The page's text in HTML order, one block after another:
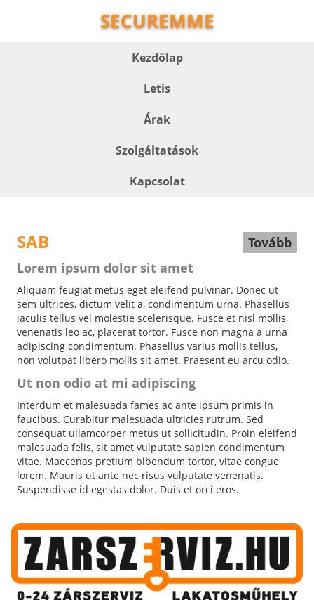
SECUREMME
Kezdőlap
Letis
Árak
Szolgáltatások
Kapcsolat
SAB
Tovább
Lorem ipsum dolor sit amet
Aliquam feugiat metus eget eleifend pulvinar. Donec ut
sem ultrices, dictum velit a, condimentum urna. Phasellus
iaculis tellus vel molestie scelerisque. Fusce et nisl mollis,
venenatis leo ac, placerat tortor. Fusce non magna a urna
adipiscing condimentum. Phasellus varius mollis tellus,
non volutpat libero mollis sit amet. Praesent eu arcu odio.
Ut non odio at mi adipiscing
Interdum et malesuada fames ac ante ipsum primis in
faucibus. Curabitur malesuada ultricies rutrum. Sed
consequat ullamcorper metus ut sollicitudin. Proin eleifend
malesuada felis, sit amet vulputate sapien condimentum
vitae. Maecenas pretium bibendum tortor, vitae congue
lorem. Mauris ut ante nec risus vulputate venenatis.
Suspendisse id egestas dolor. Duis et orci eros.